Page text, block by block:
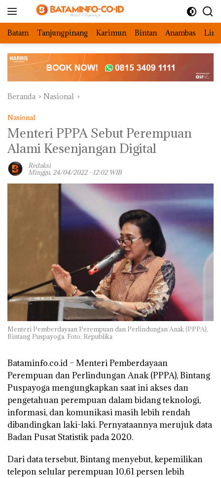
Batam Tanjungpinang Karimun Bintan Anambas
Beranda Nasional
Nasional
Menteri PPPA Sebut Perempuan
Alami Kesenjangan Digital
Redaksi
Minggu, 24/04/2022 - 12:02 WIB
Menteri Pemberdayaan Perempuan dan Perlindungan Anak (PPPA),
Bintang Puspayoga. Foto; Republika
Bataminfo.co.id – Menteri Pemberdayaan
Perempuan dan Perlindungan Anak (PPPA), Bintang
Puspayoga mengungkapkan saat ini akses dan
pengetahuan perempuan dalam bidang teknologi,
informasi, dan komunikasi masih lebih rendah
dibandingkan laki-laki. Pernyataannya merujuk data
Badan Pusat Statistik pada 2020.
Dari data tersebut, Bintang menyebut, kepemilikan
telepon selular perempuan 10,61 persen lebih